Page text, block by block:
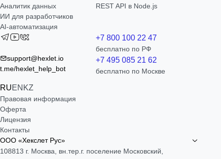
Аналитик данных
ИИ для разработчиков
AI-автоматизация
REST API в Node.js
support@hexlet.io
t.me/hexlet_help_bot
RUEN KZ
+7 800 100 22 47
бесплатно по РФ
+7 495 085 21 62
бесплатно по Москве
Правовая информация
Оферта
Лицензия
Контакты
ООО «Хекслет Рус»
108813 г. Москва, вн.тер.г. поселение Московский,